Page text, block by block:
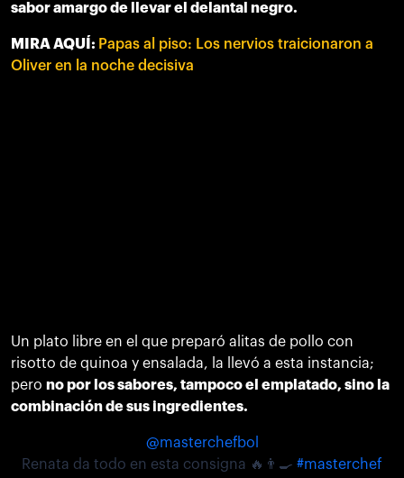
sabor amargo de llevar el delantal negro.
MIRA AQUÍ: Papas al piso: Los nervios traicionaron a
Oliver en la noche decisiva
Un plato libre en el que preparó alitas de pollo con
risotto de quinoa y ensalada, la llevó a esta instancia;
pero no por los sabores, tampoco el emplatado, sino la
combinación de sus ingredientes.
@masterchefbol
Renata da todo en esta consigna 🔥👨‍🍳 #masterchef